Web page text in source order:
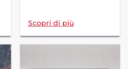
Scopri di più